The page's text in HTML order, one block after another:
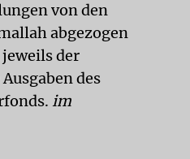
von den
abgezogen
der
des
im